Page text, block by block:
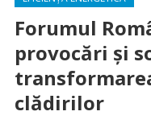
Forumul
provocări și
clădirilor